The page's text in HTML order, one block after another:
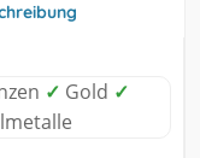
✓ Gold ✓